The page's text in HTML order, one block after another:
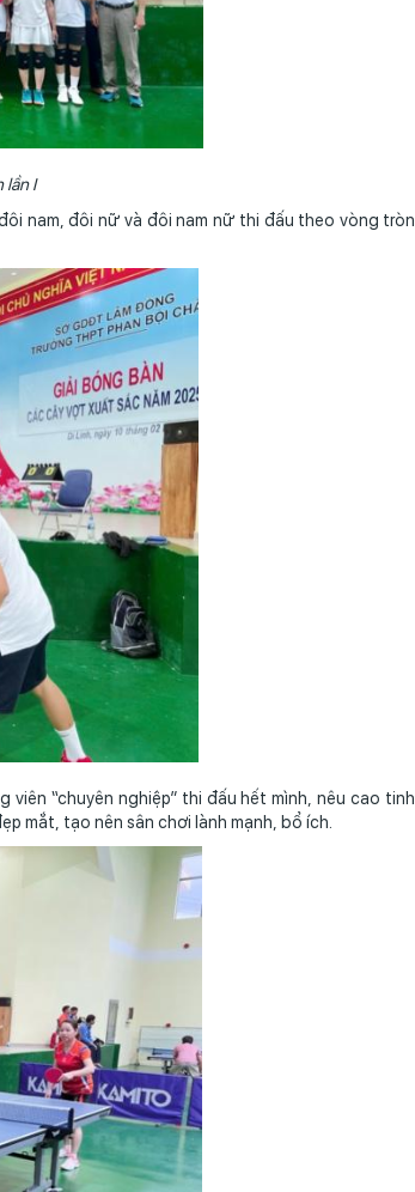
lần I
nam, đôi nữ và đôi nam nữ thi đấu theo vòng tròn
“chuyên nghiệp” thi đấu hết mình, nêu cao tinh
mắt, tạo nên sân chơi lành mạnh, bổ ích.